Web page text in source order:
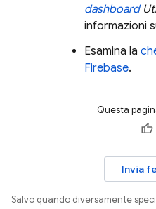
dashboard
informazioni
Esamina la
Firebase.
Questa
Invia
Salvo quando diversamente